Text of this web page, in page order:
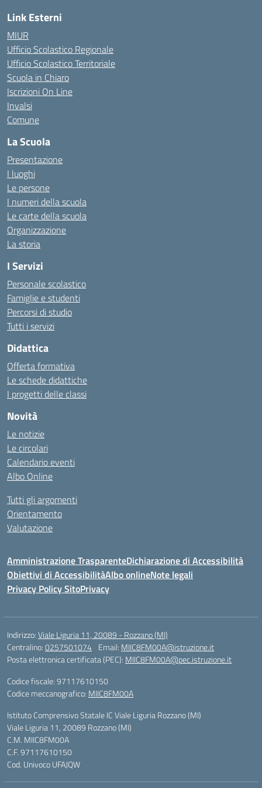
Link Esterni
MIUR
Ufficio Scolastico Regionale
Ufficio Scolastico Territoriale
Scuola in Chiaro
Iscrizioni On Line
Invalsi
Comune
La Scuola
Presentazione
I luoghi
Le persone
I numeri della scuola
Le carte della scuola
Organizzazione
La storia
I Servizi
Personale scolastico
Famiglie e studenti
Percorsi di studio
Tutti i servizi
Didattica
Offerta formativa
Le schede didattiche
I progetti delle classi
Novità
Le notizie
Le circolari
Calendario eventi
Albo Online
Tutti gli argomenti
Orientamento
Valutazione
Amministrazione TrasparenteDichiarazione di Accessibilità
Obiettivi di AccessibilitàAlbo onlineNote legali
Privacy Policy SitoPrivacy
Indirizzo:Viale Liguria 11, 20089 - Rozzano (MI)
Centralino:0257501074 Email: MIIC8FM00A@istruzione.it
Posta elettronica certificata (PEC): MIIC8FM00A@pec.istruzione.it
Codice fiscale: 97117610150
Codice meccanografico: MIIC8FM00A
Istituto Comprensivo Statale IC Viale Liguria Rozzano (MI)
Viale Liguria 11, 20089 Rozzano (MI)
C.M. MIIC8FM00A
C.F. 97117610150
Cod. Univoco UFAJQW